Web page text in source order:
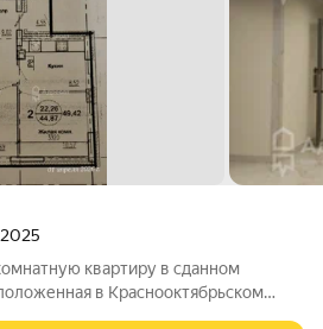
2025
квартиру в сданном
в Краснооктябрьском